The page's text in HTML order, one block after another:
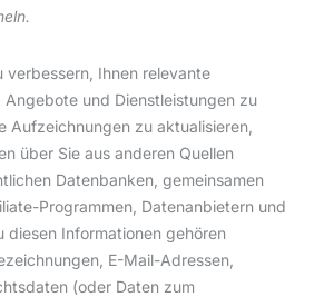
verbessern, Ihnen relevante
und Dienstleistungen zu
Aufzeichnungen zu aktualisieren,
über Sie aus anderen Quellen
Datenbanken, gemeinsamen
Programmen, Datenanbietern und
diesen Informationen gehören
E-Mail-Adressen,
(oder Daten zum